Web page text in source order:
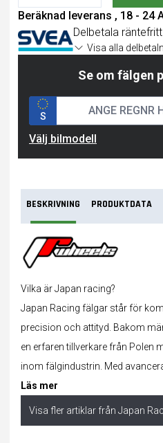
Beräknad leverans , 18 - 24
Delbetala
Visa alla
Se om fälgen
S
Välj bilmodell
BESKRIVNING PRODUKTDATA
Vilka är Japan racing?
Japan Racing fälgar står för
precision och attityd. Bakom
en erfaren tillverkare från Polen
inom fälgindustrin. Med
Läs mer
Visa fler artiklar från Japan